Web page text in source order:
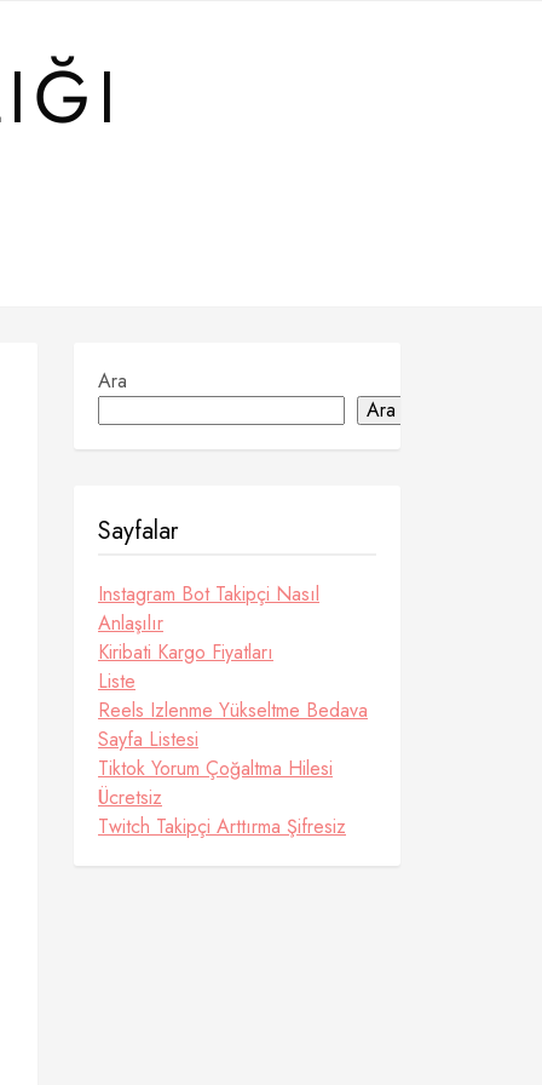
Ara
Ara
Sayfalar
Instagram Bot Takipçi Nasıl
Anlaşılır
Kiribati Kargo Fiyatları
Liste
Reels Izlenme Yükseltme Bedava
Sayfa Listesi
Tiktok Yorum Çoğaltma Hilesi
Ücretsiz
Twitch Takipçi Arttırma Şifresiz